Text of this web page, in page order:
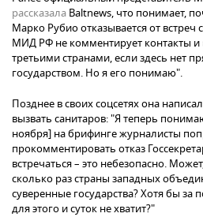
рассказала Baltnews, что понимает,
Марко Рубио отказывается от встреч
МИД РФ не комментирует контакты
третьими странами, если здесь нет
государством. Но я его понимаю".
Позднее в своих соцсетях она
вызвать санитаров: "Я теперь
ноября] на брифинге журналисты
прокомментировать отказ
встречаться – это небезопасно.
сколько раз страны западных
суверенные государства? Хотя бы за
для этого и суток не хватит?"